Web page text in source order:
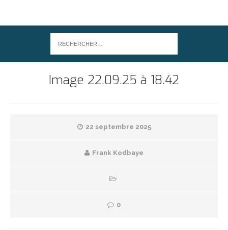
Image 22.09.25 à 18.42
22 septembre 2025
Frank Kodbaye
0